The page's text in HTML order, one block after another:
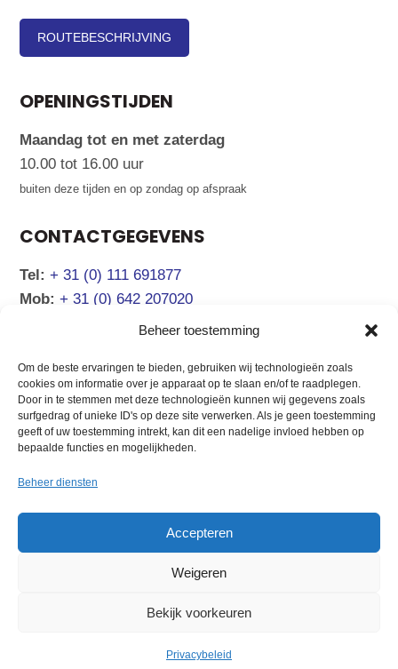
Beheer toestemming
Om de beste ervaringen te bieden, gebruiken wij technologieën zoals
cookies om informatie over je apparaat op te slaan en/of te raadplegen.
Door in te stemmen met deze technologieën kunnen wij gegevens zoals
surfgedrag of unieke ID's op deze site verwerken. Als je geen toestemming
geeft of uw toestemming intrekt, kan dit een nadelige invloed hebben op
bepaalde functies en mogelijkheden.
Beheer diensten
Accepteren
Weigeren
Bekijk voorkeuren
Privacybeleid
ROUTEBESCHRIJVING
OPENINGSTIJDEN
Maandag tot en met zaterdag
10.00 tot 16.00 uur
buiten deze tijden en op zondag op afspraak
CONTACTGEGEVENS
Tel: + 31 (0) 111 691877
Mob: + 31 (0) 642 207020
info@atsea.nl
NAVIGATIE
Verkoopaanbod
Boot verkopen
Verhuur Kroatië
Chartermanagement
Privacy &
Algemene voorwaarden